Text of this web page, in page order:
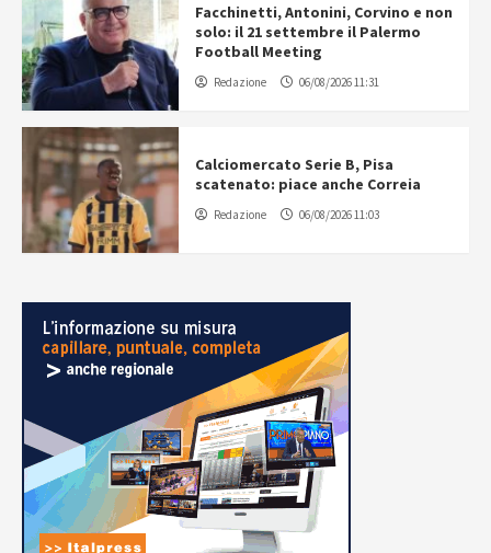
Facchinetti, Antonini, Corvino e non
solo: il 21 settembre il Palermo
Football Meeting
Redazione 06/08/2026 11:31
Calciomercato Serie B, Pisa
scatenato: piace anche Correia
Redazione 06/08/2026 11:03